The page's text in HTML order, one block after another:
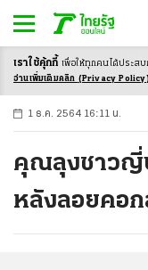
-ก ก ก+
1 ธ.ค. 2564 16:11 น.
คุณลุงชาวญี่
หลังลอยคอก
เราใช้คุ้กกี้ เพื่อให้ทุกคนได้ประสบ
อ่านเพิ่มเติมคลิก (Privacy Policy)